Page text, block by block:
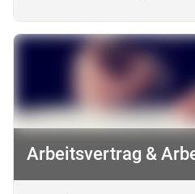
Arbeitsvertrag &